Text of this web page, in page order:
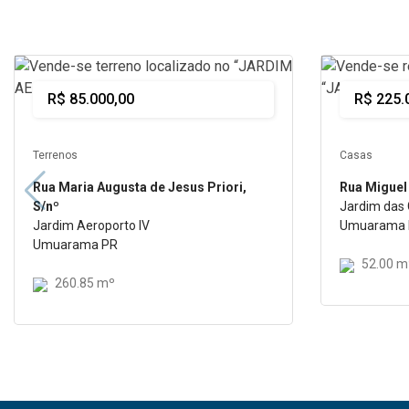
R$ 85.000,00
Terrenos
Rua Maria Augusta de Jesus Priori,
S/nº
Jardim Aeroporto IV
Umuarama PR
260.85 mº
R$
Casas
Rua
Jardim das
Umuarama
52.00